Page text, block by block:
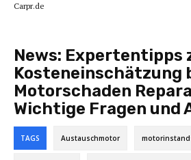
Carpr.de
News: Expertentipps
Kosteneinschätzung
Motorschaden
Wichtige Fragen und
TAGS Austauschmotor